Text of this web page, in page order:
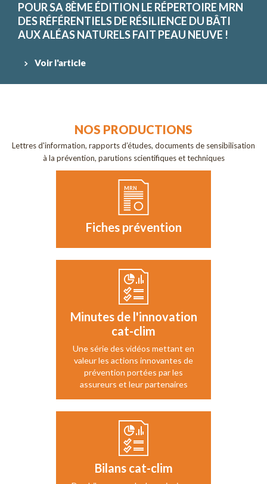
POUR SA 8ÈME ÉDITION LE RÉPERTOIRE MRN
DES RÉFÉRENTIELS DE RÉSILIENCE DU BÂTI
AUX ALÉAS NATURELS FAIT PEAU NEUVE !
Voir l'article
NOS PRODUCTIONS
Lettres d'information, rapports d’études, documents de sensibilisation
à la prévention, parutions scientifiques et techniques
Fiches prévention
Minutes de l'innovation
cat-clim
Une série des vidéos mettant en
valeur les actions innovantes de
prévention portées par les
assureurs et leur partenaires
Bilans cat-clim